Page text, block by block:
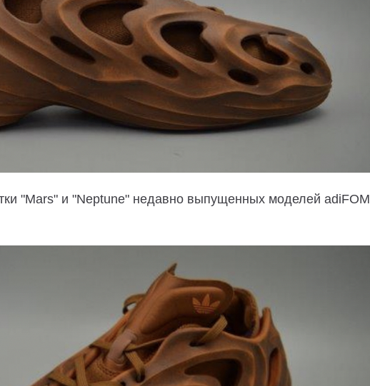
"Mars" и "Neptune" недавно выпущенных моделей adiFOM